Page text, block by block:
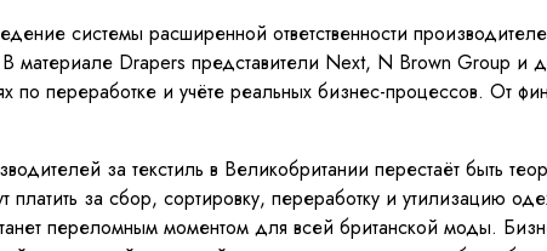
системы расширенной ответственности
Drapers представители Next, N Brown Group и
по переработке и учёте реальных бизнес-процессов. От
за текстиль в Великобритании перестаёт быть
платить за сбор, сортировку, переработку и
переломным моментом для всей британской моды.